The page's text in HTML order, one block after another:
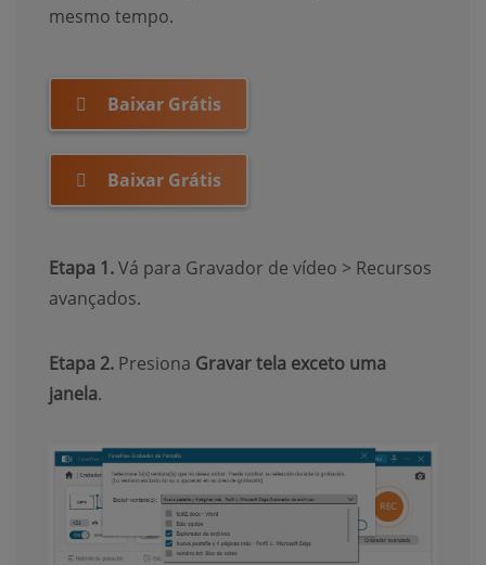
mesmo tempo.
Baixar Grátis
Baixar Grátis
Etapa 1.Vá para Gravador de vídeo > Recursos
avançados.
Etapa 2. Presiona Gravar tela exceto uma
janela.